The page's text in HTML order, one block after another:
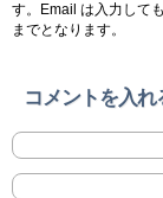
す。Email は入力して
までとなります。
コメントを入れ